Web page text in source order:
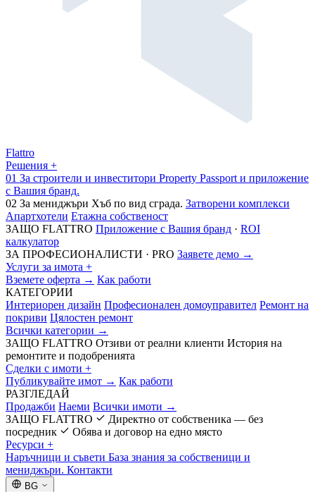
Flattro
Решения +
01 За строители и инвеститори Property Passport и приложение
с Вашия бранд.
02 За мениджъри Хъб по вид сграда. Затворени комплекси
Апартхотели Етажна собственост
ЗАЩО FLATTRO Приложение с Вашия бранд · ROI
калкулатор
ЗА ПРОФЕСИОНАЛИСТИ · PRO Заявете демо →
Услуги за имота +
Вземете оферта → Как работи
КАТЕГОРИИ
Интериорен дизайн Професионален домоуправител Ремонт на
покриви Цялостен ремонт
Всички категории →
ЗАЩО FLATTRO Отзиви от реални клиенти История на
ремонтите и подобренията
Сделки с имоти +
Публикувайте имот → Как работи
РАЗГЛЕДАЙ
Продажби Наеми Всички имоти →
ЗАЩО FLATTRO
Директно от собственика — без
посредник
Обява и договор на едно място
Ресурси +
Наръчници и съвети База знания за собственици и
мениджъри. Контакти
BG